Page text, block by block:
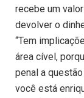
recebe um
devolver o
“Tem
área cível,
penal a
você está